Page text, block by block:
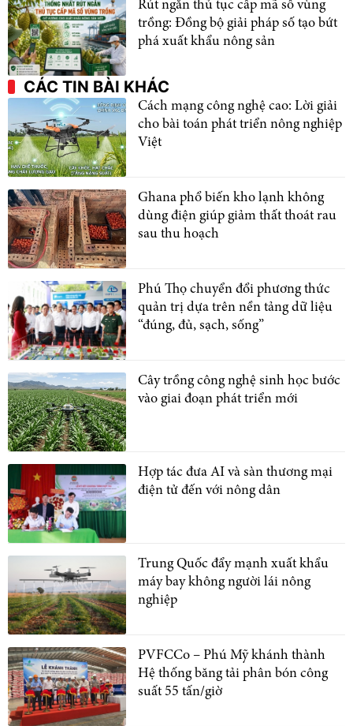
Rút ngắn thủ tục cấp mã số vùng
trồng: Đồng bộ giải pháp số tạo bứt
phá xuất khẩu nông sản
CÁC TIN BÀI KHÁC
Cách mạng công nghệ cao: Lời giải
cho bài toán phát triển nông nghiệp
Việt
Ghana phổ biến kho lạnh không
dùng điện giúp giảm thất thoát rau
sau thu hoạch
Phú Thọ chuyển đổi phương thức
quản trị dựa trên nền tảng dữ liệu
“đúng, đủ, sạch, sống”
Cây trồng công nghệ sinh học bước
vào giai đoạn phát triển mới
Hợp tác đưa AI và sàn thương mại
điện tử đến với nông dân
Trung Quốc đẩy mạnh xuất khẩu
máy bay không người lái nông
nghiệp
PVFCCo – Phú Mỹ khánh thành
Hệ thống băng tải phân bón công
suất 55 tấn/giờ